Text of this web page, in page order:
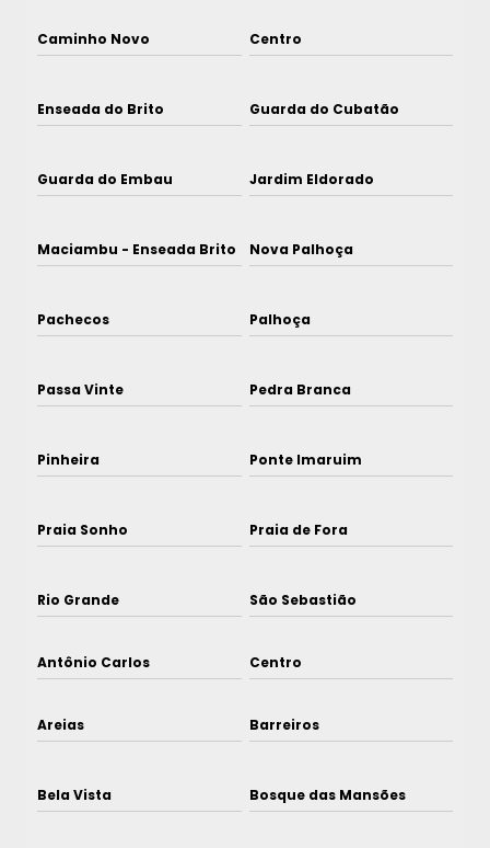
Caminho Novo Centro
Enseada do Brito Guarda do Cubatão
Guarda do Embau Jardim Eldorado
Maciambu - Enseada Brito Nova Palhoça
Pachecos Palhoça
Passa Vinte Pedra Branca
Pinheira Ponte Imaruim
Praia Sonho Praia de Fora
Rio Grande São Sebastião
Antônio Carlos Centro
Areias Barreiros
Bela Vista Bosque das Mansões